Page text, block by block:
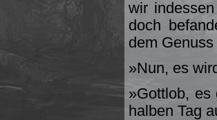
wir
doch
dem
»Nun, es
»Gottlob, es
halben Tag